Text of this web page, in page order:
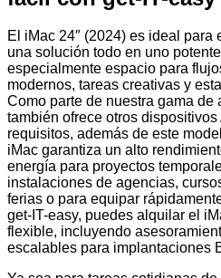
El iMac 24″ (2024) es ideal para
una solución todo en uno
especialmente espacio para
modernos, tareas creativas y
Como parte de nuestra gama de
también ofrece otros
requisitos, además de este
iMac garantiza un alto
energía para proyectos
instalaciones de agencias,
ferias o para equipar
get-IT-easy, puedes alquilar el
flexible, incluyendo
escalables para implantaciones